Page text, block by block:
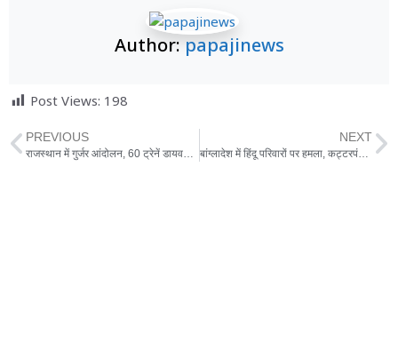
Author:papajinews
Post Views: 198
PREVIOUS
राजस्थान में गुर्जर आंदोलन, 60 ट्रेनें डायवर्ट, 220 बसें रुकीं
NEXT
बांग्लादेश में हिंदू परिवारों पर हमला, कट्टरपंथियों ने कई घरों में आग लगा दी